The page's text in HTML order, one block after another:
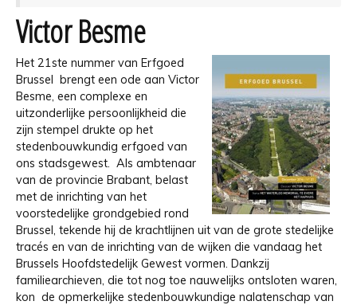
Victor Besme
Het 21ste nummer van Erfgoed
Brussel brengt een ode aan Victor
Besme, een complexe en
uitzonderlijke persoonlijkheid die
zijn stempel drukte op het
stedenbouwkundig erfgoed van
ons stadsgewest. Als ambtenaar
van de provincie Brabant, belast
met de inrichting van het
voorstedelijke grondgebied rond
Brussel, tekende hij de krachtlijnen uit van de grote stedelijke
tracés en van de inrichting van de wijken die vandaag het
Brussels Hoofdstedelijk Gewest vormen. Dankzij
familiearchieven, die tot nog toe nauwelijks ontsloten waren,
kon de opmerkelijke stedenbouwkundige nalatenschap van